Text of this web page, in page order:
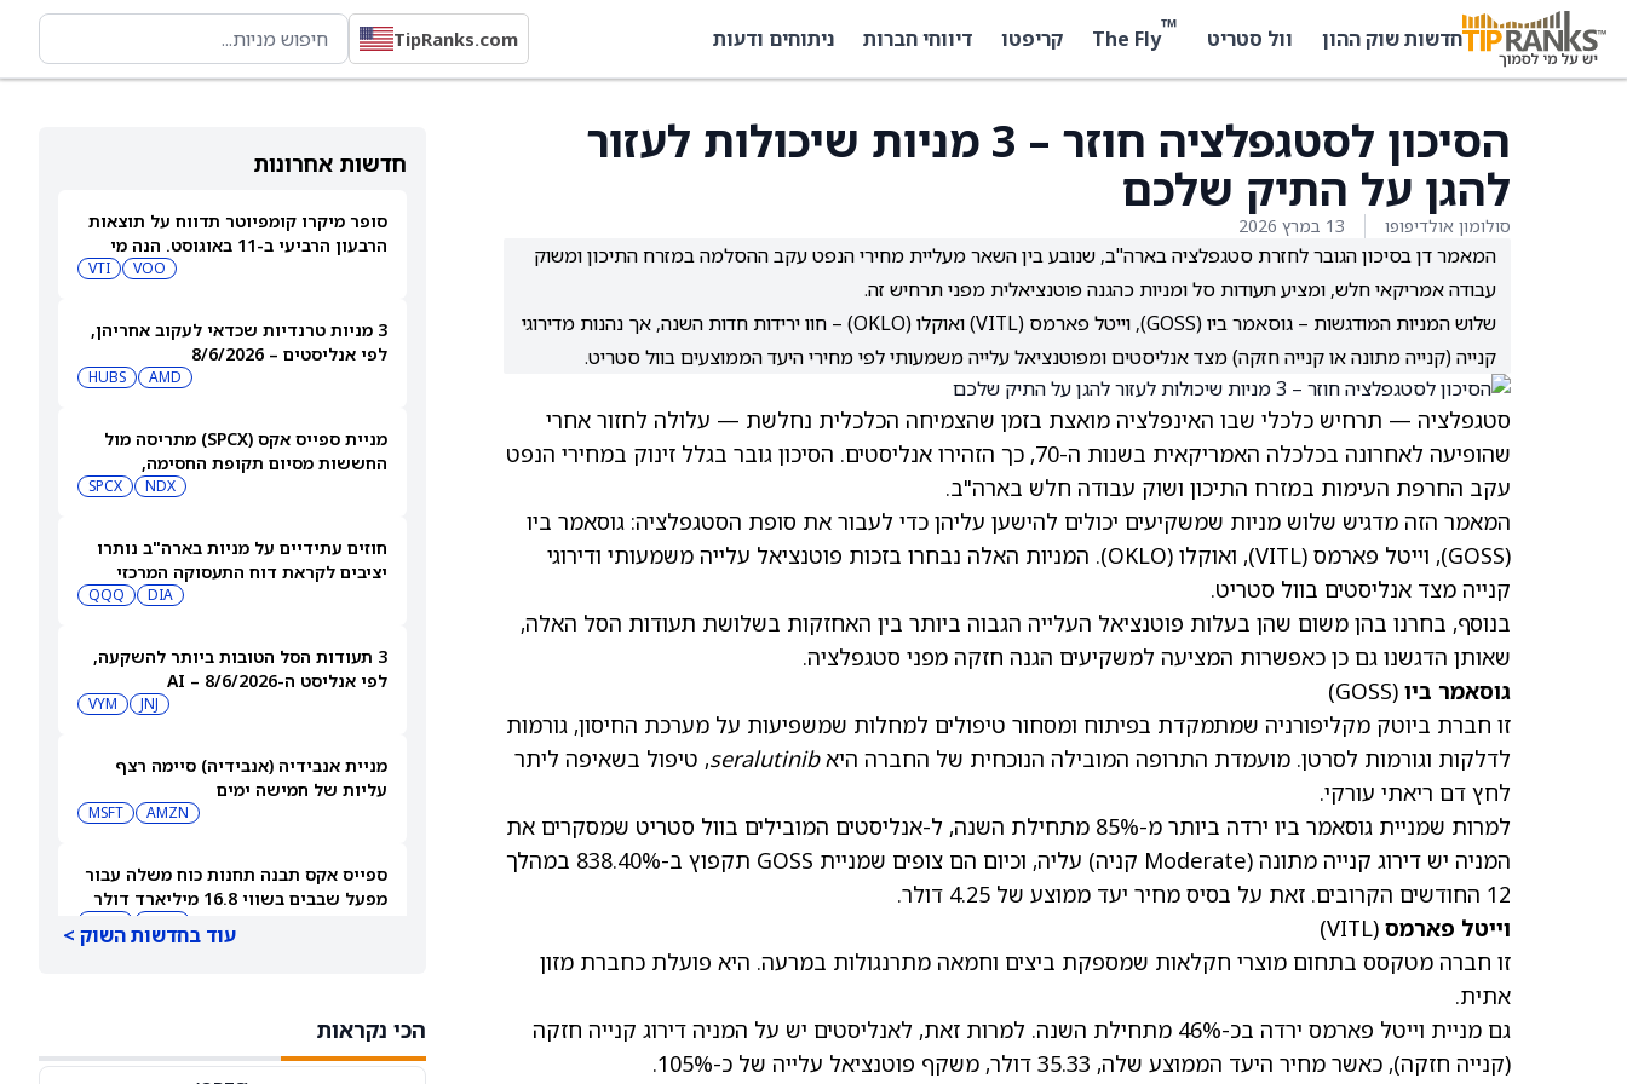
חדשות שוק ההון וול סטריט ™
The Fly קריפטו דיווחי חברות ניתוחים ודעות TipRanks.com
חדשות אחרונות
סופר מיקרו קומפיוטר תדווח על תוצאות
הרבעון הרביעי ב-11 באוגוסט. הנה מי
VOO
VTI
3 מניות טרנדיות שכדאי לעקוב אחריהן,
לפי אנליסטים – 8/6/2026
AMD
HUBS
מניית ספייס אקס (SPCX) מתריסה מול
החששות מסיום תקופת החסימה,
NDX
SPCX
חוזים עתידיים על מניות בארה"ב נותרו
יציבים לקראת דוח התעסוקה המרכזי
DIA
QQQ
3 תעודות הסל הטובות ביותר להשקעה,
לפי אנליסט ה-AI – 8/6/2026
JNJ
VYM
מניית אנבידיה (אנבידיה) סיימה רצף
עליות של חמישה ימים
AMZN
MSFT
ספייס אקס תבנה תחנות כוח משלה עבור
מפעל שבבים בשווי 16.8 מיליארד דולר
מהלך ה-AI inference שלה
עוד בחדשות השוק >
הכי נקראות
הסיכון לסטגפלציה חוזר – 3 מניות שיכולות לעזור
להגן על התיק שלכם
סולומון אולדיפופו 13 במרץ 2026
המאמר דן בסיכון הגובר לחזרת סטגפלציה בארה"ב, שנובע בין השאר מעליית מחירי הנפט עקב ההסלמה במזרח התיכון ומשוק
עבודה אמריקאי חלש, ומציע תעודות סל ומניות כהגנה פוטנציאלית מפני תרחיש זה.
שלוש המניות המודגשות – גוסאמר ביו (GOSS), וייטל פארמס (VITL) ואוקלו (OKLO) – חוו ירידות חדות השנה, אך נהנות מדירוגי
קנייה (קנייה מתונה או קנייה חזקה) מצד אנליסטים ומפוטנציאל עלייה משמעותי לפי מחירי היעד הממוצעים בוול סטריט.
סטגפלציה — תרחיש כלכלי שבו האינפלציה מואצת בזמן שהצמיחה הכלכלית נחלשת — עלולה לחזור אחרי
שהופיעה לאחרונה בכלכלה האמריקאית בשנות ה-70, כך הזהירו אנליסטים. הסיכון גובר בגלל זינוק במחירי הנפט
עקב החרפת העימות במזרח התיכון ושוק עבודה חלש בארה"ב.
המאמר הזה מדגיש שלוש מניות שמשקיעים יכולים להישען עליהן כדי לעבור את סופת הסטגפלציה: גוסאמר ביו
(GOSS)
, וייטל פארמס (VITL) , ואוקלו (OKLO)
. המניות האלה נבחרו בזכות פוטנציאל עלייה משמעותי ודירוגי
קנייה מצד אנליסטים בוול סטריט.
בנוסף, בחרנו בהן משום שהן בעלות פוטנציאל העלייה הגבוה ביותר בין האחזקות בשלושת תעודות הסל האלה,
שאותן הדגשנו גם כן כאפשרות המציעה למשקיעים הגנה חזקה מפני סטגפלציה.
גוסאמר ביו (GOSS)
זו חברת ביוטק מקליפורניה שמתמקדת בפיתוח ומסחור טיפולים למחלות שמשפיעות על מערכת החיסון, גורמות
לדלקות וגורמות לסרטן. מועמדת התרופה המובילה הנוכחית של החברה היאseralutinib, טיפול בשאיפה ליתר
לחץ דם ריאתי עורקי.
למרות שמניית גוסאמר ביו ירדה ביותר מ-85% מתחילת השנה, ל-אנליסטים המובילים בוול סטריט שמסקרים את
המניה יש דירוג קנייה מתונה (Moderate קניה) עליה, וכיום הם צופים שמניית GOSS תקפוץ ב-838.40% במהלך
12 החודשים הקרובים. זאת על בסיס
מחיר יעד ממוצע של 4.25 דולר
.
וייטל פארמס (VITL)
זו חברה מטקסס בתחום מוצרי חקלאות שמספקת ביצים וחמאה מתרנגולות במרעה. היא פועלת כחברת מזון
אתית.
גם מניית וייטל פארמס ירדה בכ-46% מתחילת השנה. למרות זאת, לאנליסטים יש על המניה דירוג קנייה חזקה
(קנייה חזקה), כאשר מחיר היעד הממוצע שלה, 35.33 דולר
, משקף פוטנציאל עלייה של כ-105%.